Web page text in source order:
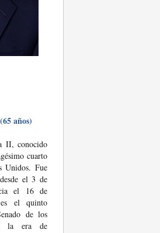
(65 años)
II, conocido
cuarto
Unidos. Fue
el 3 de
el 16 de
el quinto
de los
la era de